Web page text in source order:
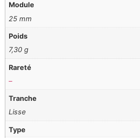
Module
25 mm
Poids
7,30 g
Rareté
–
Tranche
Lisse
Type